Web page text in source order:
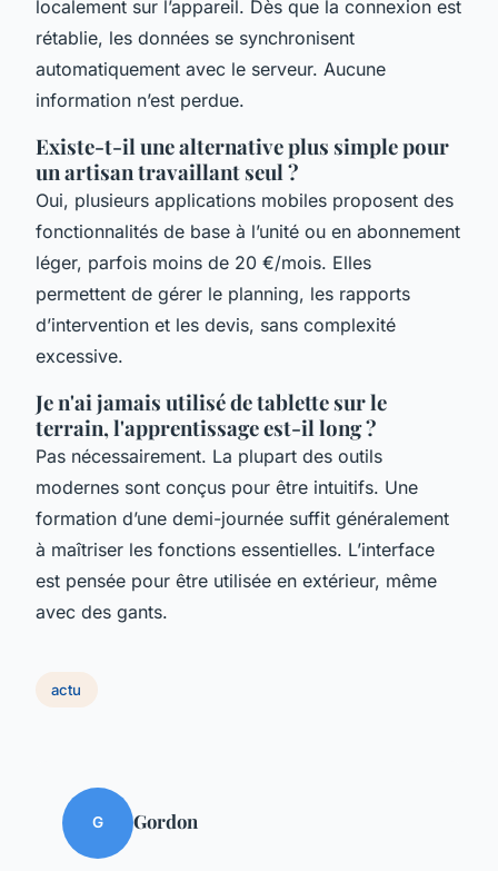
localement sur l’appareil. Dès que la connexion est
rétablie, les données se synchronisent
automatiquement avec le serveur. Aucune
information n’est perdue.
Existe-t-il une alternative plus simple pour
un artisan travaillant seul ?
Oui, plusieurs applications mobiles proposent des
fonctionnalités de base à l’unité ou en abonnement
léger, parfois moins de 20 €/mois. Elles
permettent de gérer le planning, les rapports
d’intervention et les devis, sans complexité
excessive.
Je n'ai jamais utilisé de tablette sur le
terrain, l'apprentissage est-il long ?
Pas nécessairement. La plupart des outils
modernes sont conçus pour être intuitifs. Une
formation d’une demi-journée suffit généralement
à maîtriser les fonctions essentielles. L’interface
est pensée pour être utilisée en extérieur, même
avec des gants.
actu
G Gordon